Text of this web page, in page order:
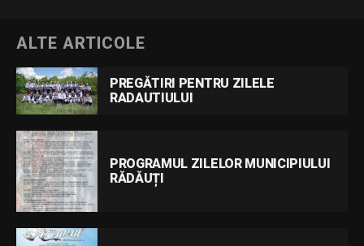
ALTE ARTICOLE
PREGĂTIRI PENTRU ZILELE
RADAUTIULUI
PROGRAMUL ZILELOR MUNICIPIULUI
RĂDĂUȚI